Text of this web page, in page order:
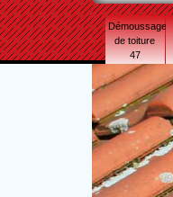
Démoussage
de toiture
47